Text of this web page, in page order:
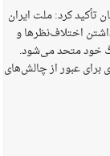
تأکید کرد: ملت ایران
اختلاف‌نظرها و
خود متحد می‌شود.
برای عبور از چالش‌های